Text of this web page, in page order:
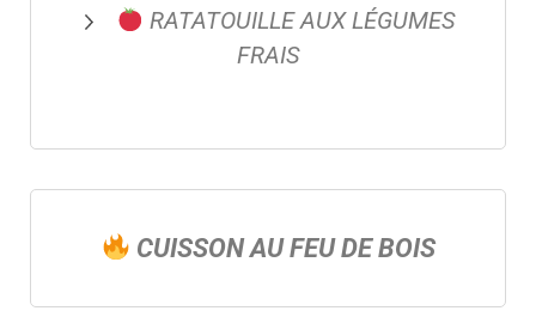
RATATOUILLE AUX LÉGUMES
FRAIS
CUISSON AU FEU DE BOIS